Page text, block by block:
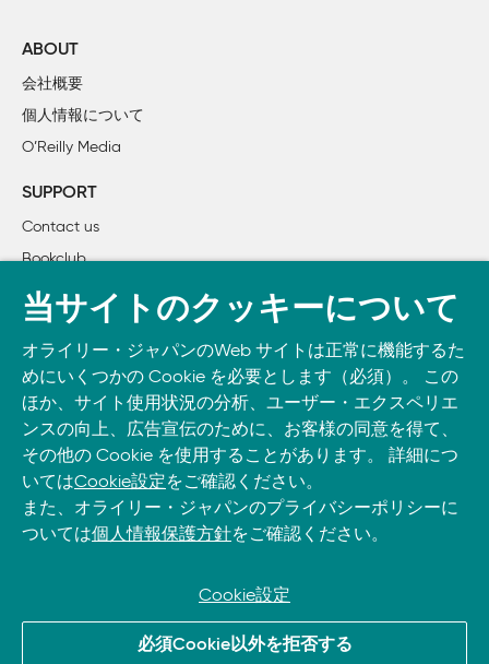
    2.7　BeautifulSoupを超えて
    3.1　単一ドメインを走査する
    3.2　サイト全体をクローリング
    3.4　Scrapyでクローリング
4章　APIを使う
    4.1　APIはどう働くか
    4.2　共通表記
        4.2.1　メソッド
        4.2.2　認証
    4.3　レスポンス
        4.3.1　API呼び出し
    4.4　Echo Nest
        4.4.1　いくつかの例
    4.5　Twitter
        4.5.2　いくつかの例
    4.6　Google API
        4.6.1　始めよう
ABOUT
会社概要
個人情報について
O’Reilly Media
SUPPORT
Contact us
Bookclub
書籍注文
Take O’Reilly with you and learn anywhere, anytime on your
phone
and tablet.
© 2026, O’Reilly Japan, Inc. oreilly.co.jpに掲載されているすべて
当サイトのクッキーについて
オライリー・ジャパンのWeb サイトは正常に機能するた
めにいくつかの Cookie を必要とします（必須）。 この
ほか、サイト使用状況の分析、ユーザー・エクスペリエ
ンスの向上、広告宣伝のために、お客様の同意を得て、
その他の Cookie を使用することがあります。 詳細につ
いてはCookie設定をご確認ください。
また、オライリー・ジャパンのプライバシーポリシーに
ついては個人情報保護方針をご確認ください。
Cookie設定
必須Cookie以外を拒否する